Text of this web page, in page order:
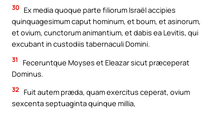
30 Ex media quoque parte filiorum Israël accipies
quinquagesimum caput hominum, et boum, et asinorum,
et ovium, cunctorum animantium, et dabis ea Levitis, qui
excubant in custodiis tabernaculi Domini.
31
Feceruntque Moyses et Eleazar sicut præceperat
Dominus.
32
Fuit autem præda, quam exercitus ceperat, ovium
sexcenta septuaginta quinque millia,